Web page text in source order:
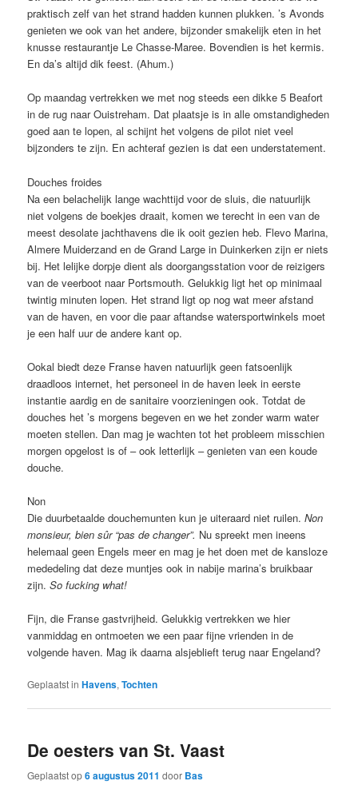
praktisch zelf van het strand hadden kunnen plukken. ’s Avonds
genieten we ook van het andere, bijzonder smakelijk eten in het
knusse restaurantje Le Chasse-Maree. Bovendien is het kermis.
En da’s altijd dik feest. (Ahum.)
Op maandag vertrekken we met nog steeds een dikke 5 Beafort
in de rug naar Ouistreham. Dat plaatsje is in alle omstandigheden
goed aan te lopen, al schijnt het volgens de pilot niet veel
bijzonders te zijn. En achteraf gezien is dat een understatement.
Douches froides
Na een belachelijk lange wachttijd voor de sluis, die natuurlijk
niet volgens de boekjes draait, komen we terecht in een van de
meest desolate jachthavens die ik ooit gezien heb. Flevo Marina,
Almere Muiderzand en de Grand Large in Duinkerken zijn er niets
bij. Het lelijke dorpje dient als doorgangsstation voor de reizigers
van de veerboot naar Portsmouth. Gelukkig ligt het op minimaal
twintig minuten lopen. Het strand ligt op nog wat meer afstand
van de haven, en voor die paar aftandse watersportwinkels moet
je een half uur de andere kant op.
Ookal biedt deze Franse haven natuurlijk geen fatsoenlijk
draadloos internet, het personeel in de haven leek in eerste
instantie aardig en de sanitaire voorzieningen ook. Totdat de
douches het ’s morgens begeven en we het zonder warm water
moeten stellen. Dan mag je wachten tot het probleem misschien
morgen opgelost is of – ook letterlijk – genieten van een koude
douche.
Non
Die duurbetaalde douchemunten kun je uiteraard niet ruilen.Non
monsieur, bien sûr “pas de changer”. Nu spreekt men ineens
helemaal geen Engels meer en mag je het doen met de kansloze
mededeling dat deze muntjes ook in nabije marina’s bruikbaar
zijn.So fucking what!
Fijn, die Franse gastvrijheid. Gelukkig vertrekken we hier
vanmiddag en ontmoeten we een paar fijne vrienden in de
volgende haven. Mag ik daarna alsjeblieft terug naar Engeland?
Geplaatst in Havens,Tochten
De oesters van St. Vaast
Geplaatst op6 augustus 2011 door Bas